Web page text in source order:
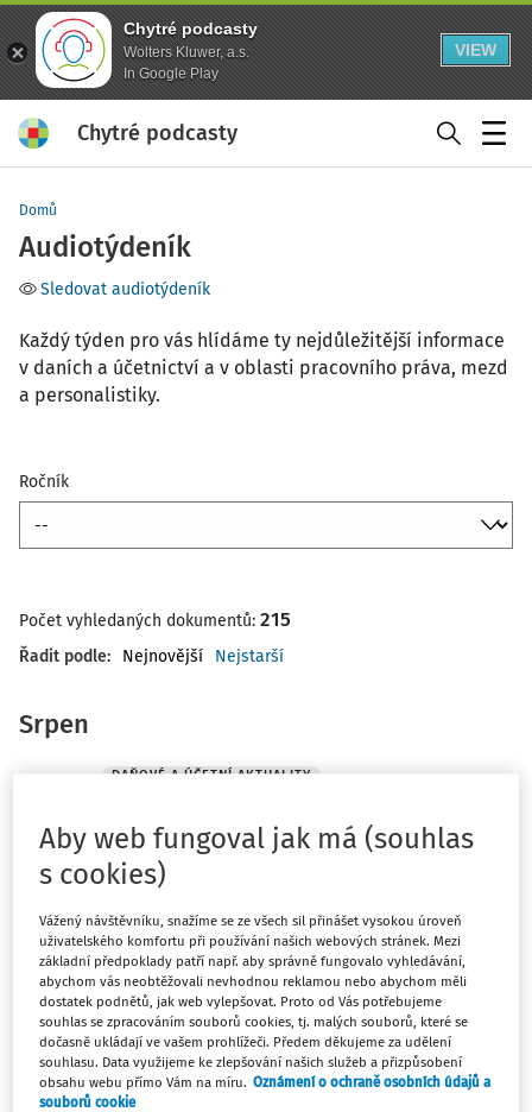
Chytré podcasty
Wolters Kluwer, a.s.
In Google Play
VIEW
Chytré podcasty
Domů
Audiotýdeník
Sledovat audiotýdeník
Každý týden pro vás hlídáme ty nejdůležitější informace
v daních a účetnictví a v oblasti pracovního práva, mezd
a personalistiky.
Ročník
Počet vyhledaných dokumentů: 215
Řadit podle: Nejnovější Nejstarší
Srpen
DAŇOVÉ A ÚČETNÍ AKTUALITY
30/2026 (22.6.-26.7.)
Tým DAUČ
Červen
PRACOVNĚPRÁVNÍ AKTUALITY
Novinky ze světa mezd a pracovního
práva 25/2026 (19.–25.6.)
Aby web fungoval jak má (souhlas
s cookies)
Vážený návštěvníku, snažíme se ze všech sil přinášet vysokou úroveň
uživatelského komfortu při používání našich webových stránek. Mezi
základní předpoklady patří např. aby správně fungovalo vyhledávání,
abychom vás neobtěžovali nevhodnou reklamou nebo abychom měli
dostatek podnětů, jak web vylepšovat. Proto od Vás potřebujeme
souhlas se zpracováním souborů cookies, tj. malých souborů, které se
dočasně ukládají ve vašem prohlížeči. Předem děkujeme za udělení
souhlasu. Data využijeme ke zlepšování našich služeb a přizpůsobení
obsahu webu přímo Vám na míru. Oznámení o ochraně osobních údajů a
souborů cookie